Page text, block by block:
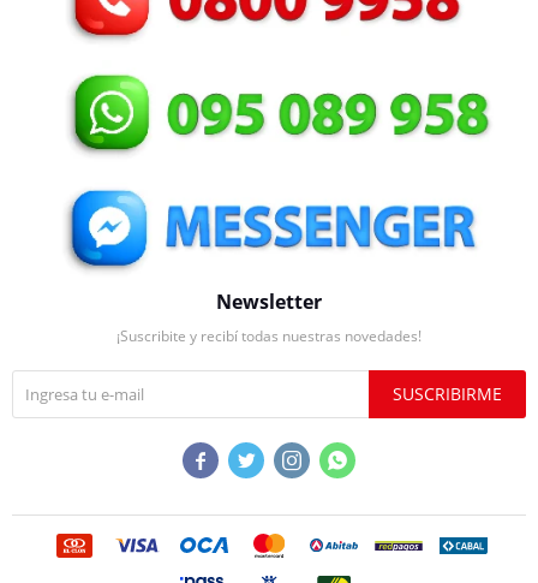
Newsletter
¡Suscribite y recibí todas nuestras novedades!
SUSCRIBIRME
   